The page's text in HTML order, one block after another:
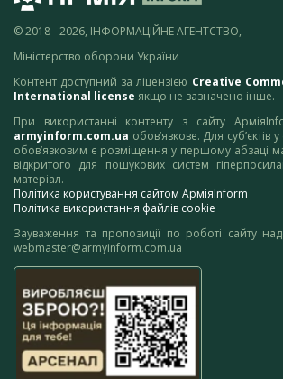
© 2018 - 2026, ІНФОРМАЦІЙНЕ АГЕНТСТВО,
Міністерство оборони України
Контент доступний за ліцензією Creative
International license якщо не зазначено інше.
При використанні контенту з сайту
armyinform.com.ua обов’язкове. Для суб’єктів
обов’язковим є розміщення у першому абзаці
відкритого для пошукових систем
матеріал.
Політика користування сайтом АрміяInform
Політика використання файлів cookie
Зауваження та пропозиції по роботі сайту
webmaster@armyinform.com.ua